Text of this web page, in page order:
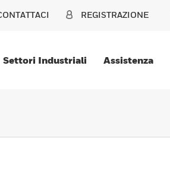
REGISTRAZIONE
Settori Industriali Assistenza